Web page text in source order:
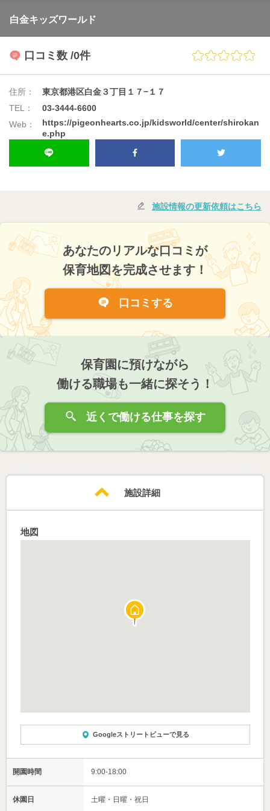
白金キッズワールド
口コミ数 /0件
住所：
東京都港区白金３丁目１７−１７
TEL：
03-3444-6600
Web：
https://pigeonhearts.co.jp/kidsworld/center/shirokan
e.php
施設情報の更新依頼はこちら
あなたのリアルな口コミが
保育地図を完成させます！
口コミする
保育園に預けながら
働ける職場も一緒に探そう！
近くで働ける仕事を探す
施設詳細
地図
Googleストリートビューで見る
開園時間 9:00-18:00
休園日 土曜・日曜・祝日